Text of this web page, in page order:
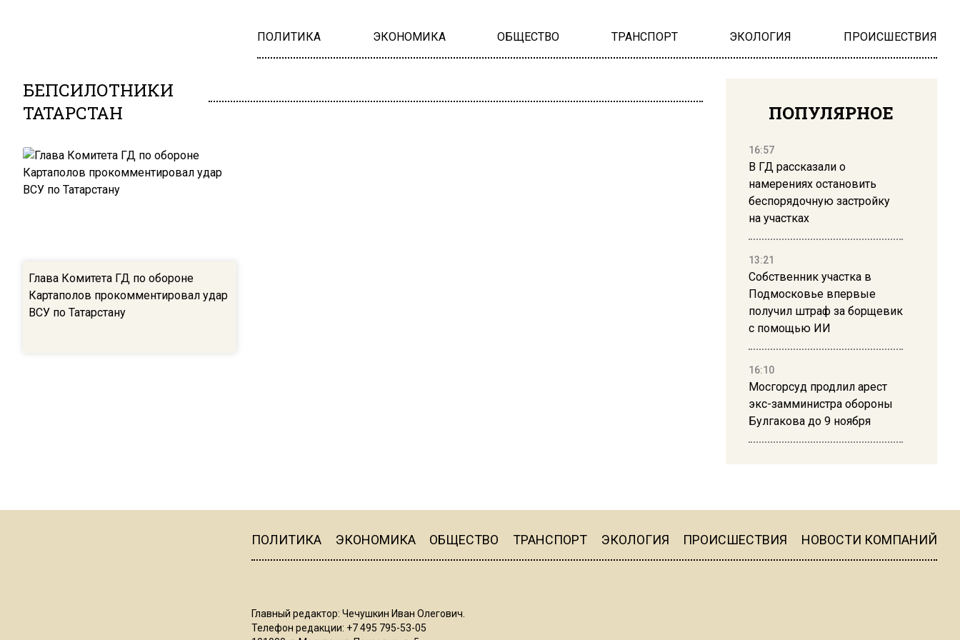
ПОЛИТИКА ЭКОНОМИКА ОБЩЕСТВО ТРАНСПОРТ ЭКОЛОГИЯ ПРОИСШЕСТВИЯ
БЕПСИЛОТНИКИ
ТАТАРСТАН
Глава Комитета ГД по обороне
Картаполов прокомментировал удар
ВСУ по Татарстану
ПОПУЛЯРНОЕ
16:57
В ГД рассказали о
намерениях остановить
беспорядочную застройку
на участках
13:21
Собственник участка в
Подмосковье впервые
получил штраф за борщевик
с помощью ИИ
16:10
Мосгорсуд продлил арест
экс-замминистра обороны
Булгакова до 9 ноября
16:19
ПОЛИТИКА ЭКОНОМИКА ОБЩЕСТВО ТРАНСПОРТ ЭКОЛОГИЯ ПРОИСШЕСТВИЯ НОВОСТИ КОМПАНИЙ
Главный редактор: Чечушкин Иван Олегович.
Телефон редакции: +7 495 795-53-05